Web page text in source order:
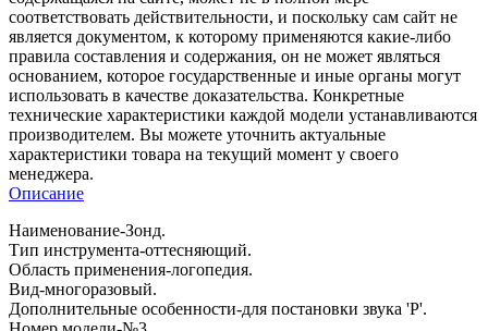
соответствовать действительности, и поскольку сам сайт не
является документом, к которому применяются какие-либо
правила составления и содержания, он не может являться
основанием, которое государственные и иные органы могут
использовать в качестве доказательства. Конкретные
технические характеристики каждой модели устанавливаются
производителем. Вы можете уточнить актуальные
характеристики товара на текущий момент у своего
менеджера.
Описание
Наименование-Зонд.
Тип инструмента-оттесняющий.
Область применения-логопедия.
Вид-многоразовый.
Дополнительные особенности-для постановки звука 'Р'.